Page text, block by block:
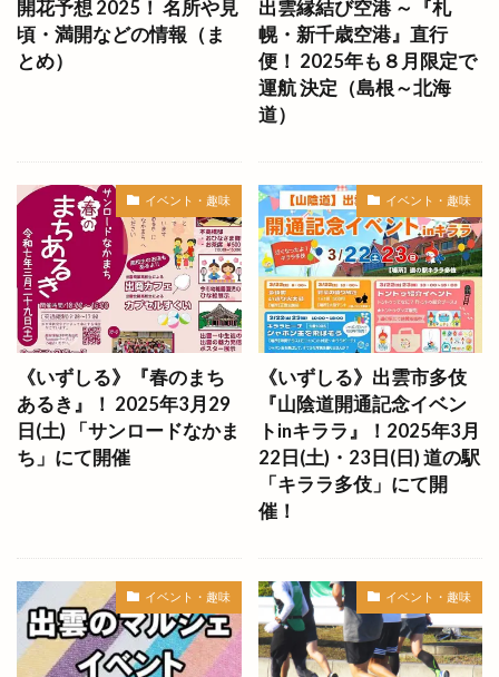
ハザードマップ
ハチナナハチ
ハッピーアワー
ハレルヤ
ハロウィンナイト
ハンドメイドマルシェ
ハードオフ
ハーブ
バイキング バス
バスまつり
バッテリー交換
バナナジュース
バナナマンのせっかくグルメ
バナナンマン
バラパン
バレンタイン
バンブー
バー ビートル
バースデイ 出雲店
バードジャズオーケストラ
バーニャカウダ
バーベキュー
パイのお店 minorie』
パイの専門店
パイフーテンシンボウ
パチスロ専門店
パチンコ
パラオ
パン
パンとスイーツのマルシェ
パンケーキ
パンフェス
パン在月 パン屋
パーク
パーソナルジム
ヒダカキッチン
ヒナタバコ
開花予想 2025！ 名所や見
頃・満開などの情報（ま
とめ）
出雲縁結び空港 ～『札
幌・新千歳空港』直行
便！ 2025年も８月限定で
運航 決定（島根～北海
道）
イベント・趣味
《いずしる》『春のまち
あるき』！ 2025年3月29
日(土) 「サンロードなかま
ち」にて開催
イベント・趣味
《いずしる》出雲市多伎
『山陰道開通記念イベン
トinキララ』！2025年3月
22日(土)・23日(日) 道の駅
「キララ多伎」にて開
催！
イベント・趣味 イベント・趣味